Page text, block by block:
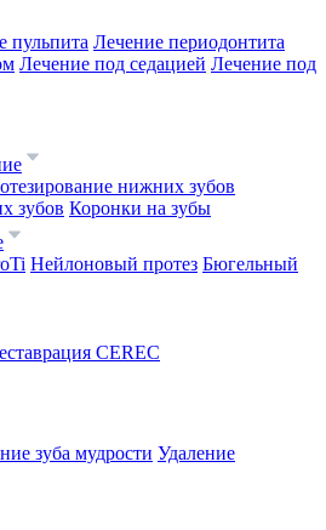
пульпита Лечение периодонтита
Лечение под седацией Лечение под
нижних зубов
зубов Коронки на зубы
Нейлоновый протез Бюгельный
CEREC
зуба мудрости Удаление